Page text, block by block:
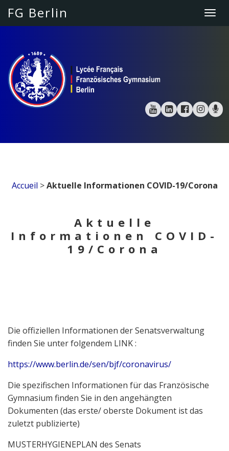
FG Berlin
Accueil >Aktuelle Informationen COVID-19/Corona
Aktuelle
Informationen COVID-
19/Corona
Die offiziellen Informationen der Senatsverwaltung
finden Sie unter folgendem LINK :
https://www.berlin.de/sen/bjf/coronavirus/
Die spezifischen Informationen für das Französische
Gymnasium finden Sie in den angehängten
Dokumenten (das erste/ oberste Dokument ist das
zuletzt publizierte)
MUSTERHYGIENEPLAN des Senats